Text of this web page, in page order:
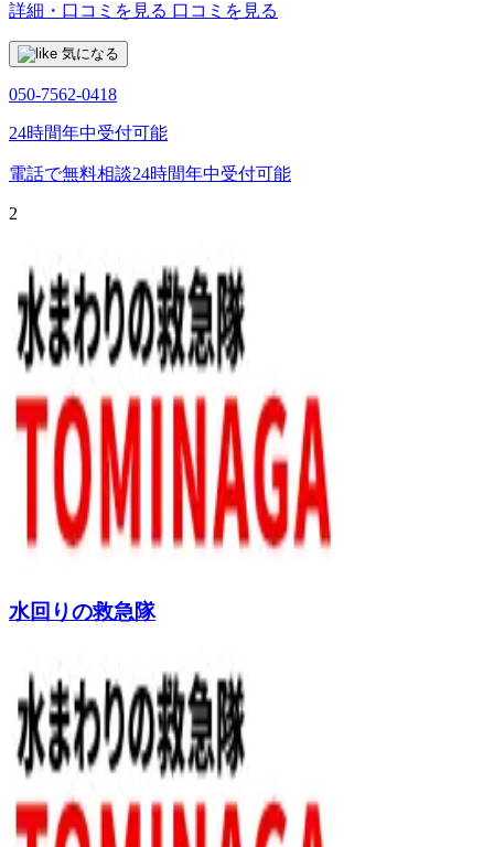
詳細・口コミを見る 口コミを見る
気になる
050-7562-0418
24時間年中受付可能
電話で無料相談24時間年中受付可能
2
水回りの救急隊